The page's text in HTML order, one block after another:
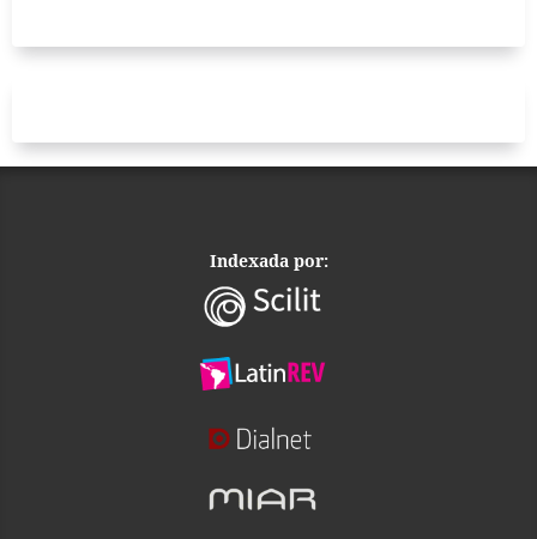
Indexada por: